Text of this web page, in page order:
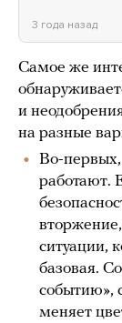
3 года назад
Самое же
и
на разные
Во-первых,
работают.
ситуации,
базовая.
событию»,
меняет